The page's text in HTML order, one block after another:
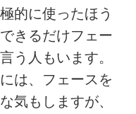
的に使ったほう
きるだけフェー
う人もいます。
は、フェースを
気もしますが、